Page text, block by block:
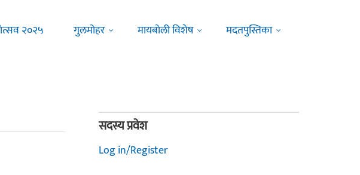
२०२५ गुलमोहर मायबोली विशेष मदतपुस्तिका
सदस्य प्रवेश
Log in/Register